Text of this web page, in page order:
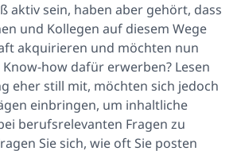
aktiv sein, haben aber gehört, dass
und Kollegen auf diesem Wege
akquirieren und möchten nun
Know-how dafür erwerben? Lesen
eher still mit, möchten sich jedoch
einbringen, um inhaltliche
berufsrelevanten Fragen zu
Sie sich, wie oft Sie posten